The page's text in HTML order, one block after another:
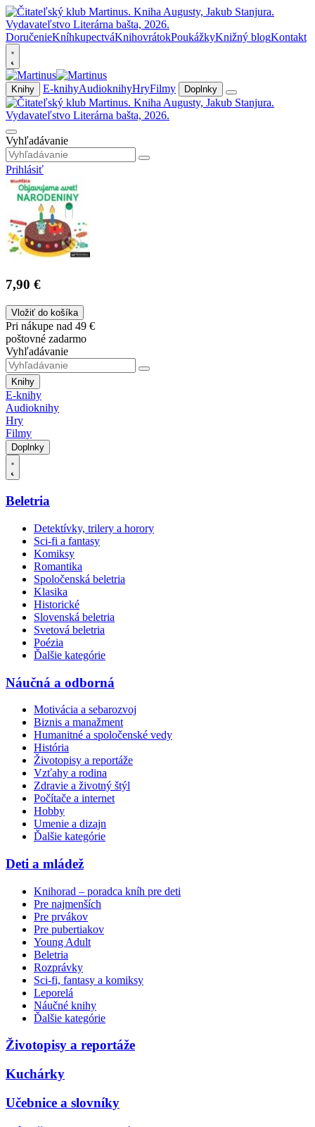
DoručenieKníhkupectváKnihovrátokPoukážkyKnižný blogKontakt
Knihy E-knihyAudioknihyHryFilmy Doplnky
Vyhľadávanie
Prihlásiť
7,90 €
Vložiť do košíka
Pri nákupe nad 49 €
poštovné zadarmo
Vyhľadávanie
Knihy
E-knihy
Audioknihy
Hry
Filmy
Doplnky
Beletria
Detektívky, trilery a horory
Sci-fi a fantasy
Komiksy
Romantika
Spoločenská beletria
Klasika
Historické
Slovenská beletria
Svetová beletria
Poézia
Ďalšie kategórie
Náučná a odborná
Motivácia a sebarozvoj
Biznis a manažment
Humanitné a spoločenské vedy
História
Životopisy a reportáže
Vzťahy a rodina
Zdravie a životný štýl
Počítače a internet
Hobby
Umenie a dizajn
Ďalšie kategórie
Deti a mládež
Knihorad – poradca kníh pre deti
Pre najmenších
Pre prvákov
Pre pubertiakov
Young Adult
Beletria
Rozprávky
Sci-fi, fantasy a komiksy
Leporelá
Náučné knihy
Ďalšie kategórie
Životopisy a reportáže
Kuchárky
Učebnice a slovníky